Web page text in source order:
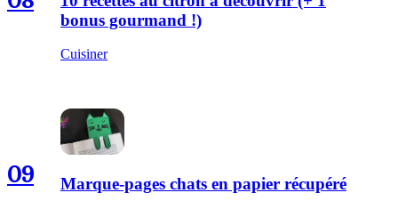
bonus gourmand !)
Cuisiner
09 Marque-pages chats en papier récupéré